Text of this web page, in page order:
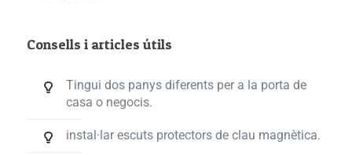
Consells i articles útils
Tingui dos panys diferents per a la porta de
casa o negocis.
instal·lar escuts protectors de clau magnètica.